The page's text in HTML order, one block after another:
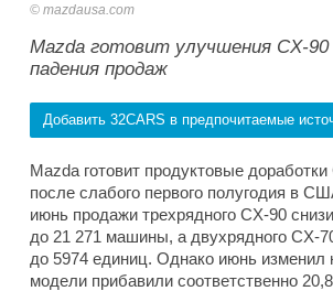
mazdausa.com
Mazda готовит улучшения CX-90
падения продаж
Добавить 32CARS в предпочитаемые
Mazda готовит продуктовые
после слабого первого полугодия в
июнь продажи трехрядного CX-90
до 21 271 машины, а двухрядного CX-
до 5974 единиц. Однако июнь изменил
модели прибавили соответственно